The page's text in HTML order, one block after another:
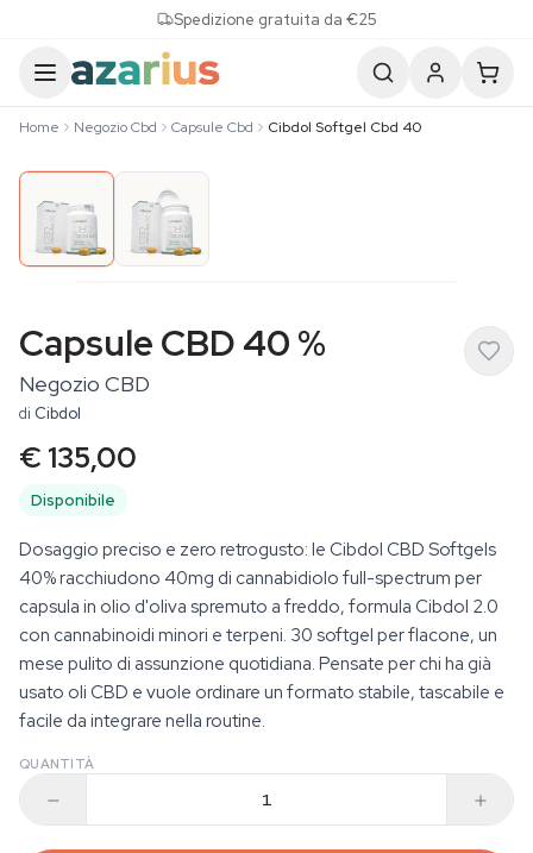
Spedizione gratuita da €25
Home Negozio Cbd Capsule Cbd Cibdol Softgel Cbd 40
Capsule CBD 40 %
Negozio CBD
di Cibdol
€ 135,00
Disponibile
Dosaggio preciso e zero retrogusto: le Cibdol CBD Softgels
40% racchiudono 40mg di cannabidiolo full-spectrum per
capsula in olio d'oliva spremuto a freddo, formula Cibdol 2.0
con cannabinoidi minori e terpeni. 30 softgel per flacone, un
mese pulito di assunzione quotidiana. Pensate per chi ha già
usato oli CBD e vuole ordinare un formato stabile, tascabile e
facile da integrare nella routine.
QUANTITÀ